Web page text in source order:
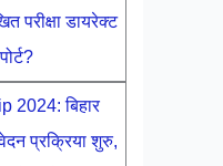
परीक्षा डायरेक्ट
2024: बिहार
प्रक्रिया शुरु,